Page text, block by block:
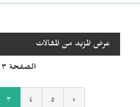
عرض المزيد من المقالات
الصفحة ٣ / ٢٩٦
٣ ٤ ٥ ›